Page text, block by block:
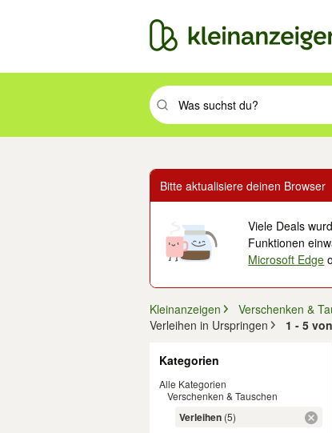
Suchbegriff eingeben.
Bitte aktualisiere deinen Browser
Viele Deals
Funktionen
Microsoft Edge
Kleinanzeigen
Verschenken &
Verleihen in Urspringen
1 - 5
Kategorien
Alle Kategorien
Verschenken & Tauschen
Verleihen (5)